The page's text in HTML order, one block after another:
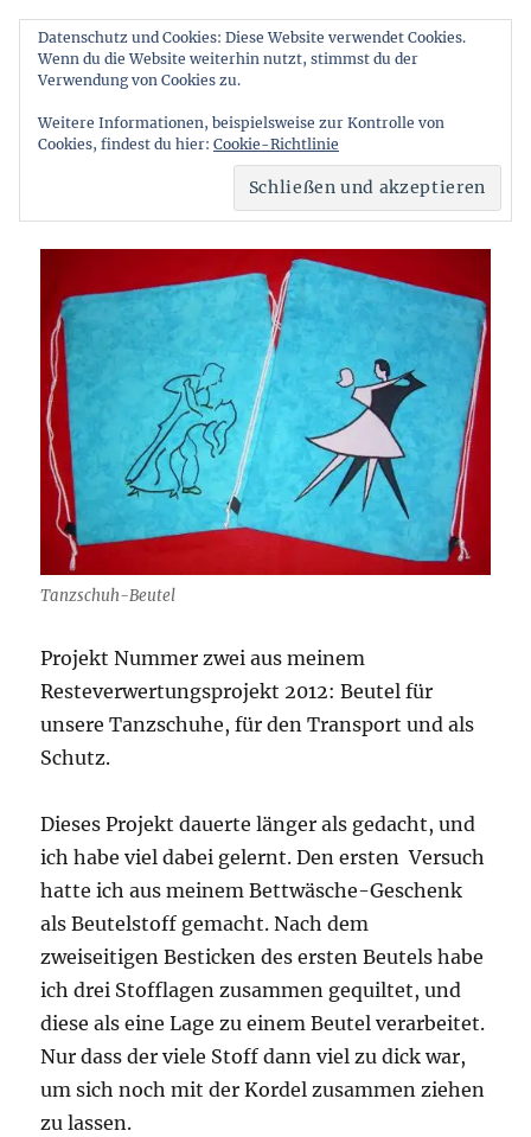
Stichelstube
beschwingte Beutel
Tanzschuh-Beutel
Projekt Nummer zwei aus meinem
Resteverwertungsprojekt 2012: Beutel für
unsere Tanzschuhe, für den Transport und als
Schutz.
Dieses Projekt dauerte länger als gedacht, und
ich habe viel dabei gelernt. Den ersten Versuch
hatte ich aus meinem Bettwäsche-Geschenk
als Beutelstoff gemacht. Nach dem
zweiseitigen Besticken des ersten Beutels habe
ich drei Stofflagen zusammen gequiltet, und
diese als eine Lage zu einem Beutel verarbeitet.
Nur dass der viele Stoff dann viel zu dick war,
um sich noch mit der Kordel zusammen ziehen
zu lassen.
Datenschutz und Cookies: Diese Website verwendet Cookies.
Wenn du die Website weiterhin nutzt, stimmst du der
Verwendung von Cookies zu.
Weitere Informationen, beispielsweise zur Kontrolle von
Cookies, findest du hier: Cookie-Richtlinie